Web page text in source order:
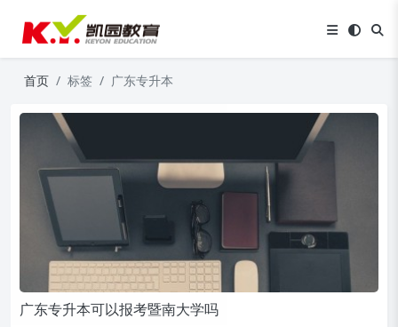
首页 标签 广东专升本
广东专升本可以报考暨南大学吗